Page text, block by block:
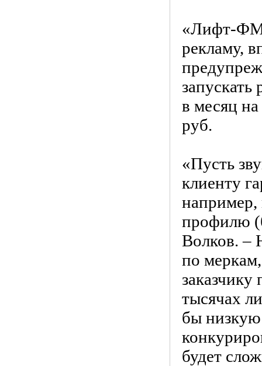
«Лифт-
рекламу,
запускать
в месяц
руб.
«Пусть
клиенту
например,
профилю
Волков. –
по
заказчику
тысячах
бы низкую
будет